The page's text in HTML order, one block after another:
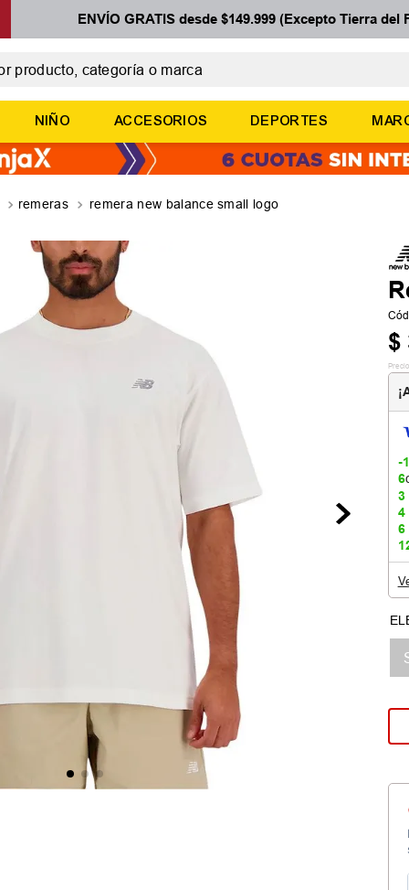
ENVÍO GRATIS desde $149.999 (Excepto Tierra del
NIÑO ACCESORIOS DEPORTES
remeras remera new balance small logo
$
-
6
3
4
6
TÉRMINOS MÁS BUSCADOS
2
zapatillas
3.
basquet
5. zapatillas adidas